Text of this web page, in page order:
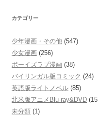
カテゴリー
少年漫画・その他 (547)
少女漫画 (256)
ボーイズラブ漫画 (38)
バイリンガル版コミック (24)
英語版ライトノベル (85)
北米版アニメBlu-ray&DVD
未分類 (1)